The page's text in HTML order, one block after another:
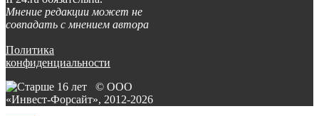
Мнение редакции может не
совпадать с мнением автора
Политика
конфиденциальности
© ООО
«Инвест-Форсайт», 2012-2026